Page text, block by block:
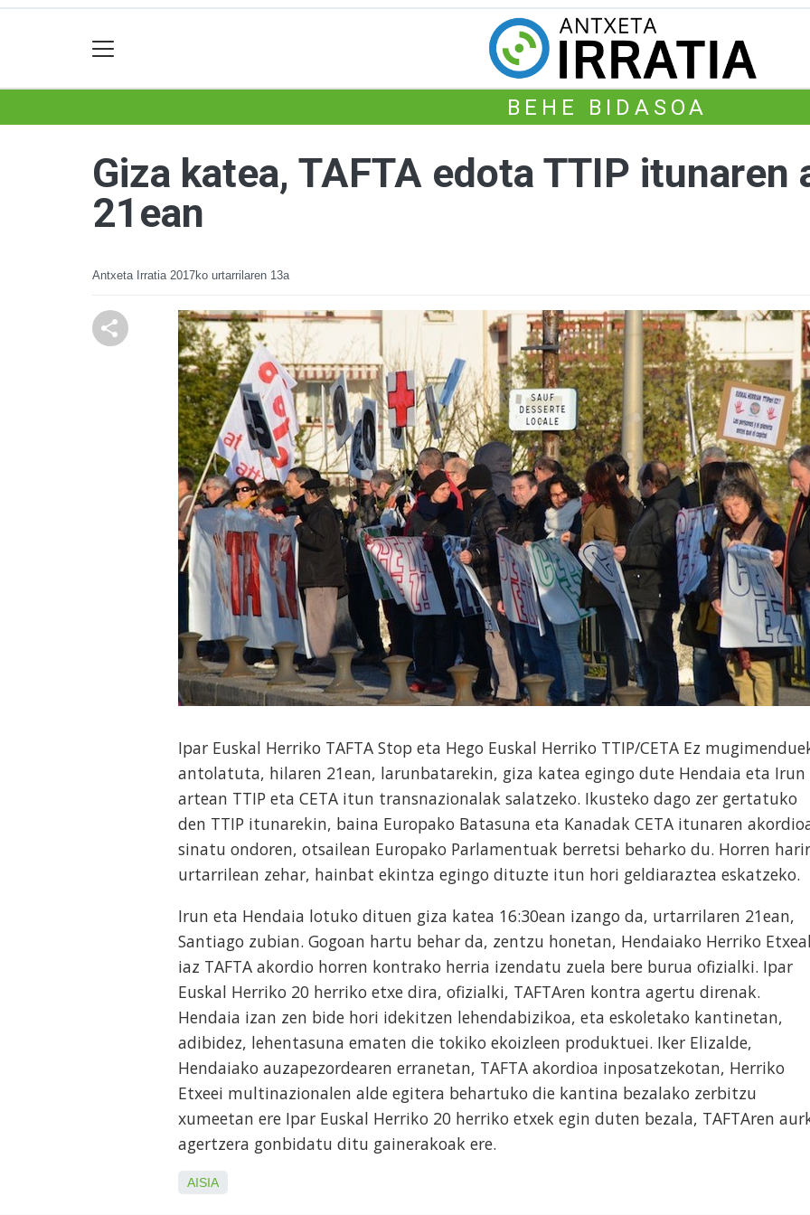
BEHE BIDASOA
Giza katea, TAFTA edota TTIP itunaren
21ean
Antxeta Irratia 2017ko urtarrilaren 13a
Ipar Euskal Herriko TAFTA Stop eta Hego Euskal Herriko TTIP/CETA Ez
antolatuta, hilaren 21ean, larunbatarekin, giza katea egingo dute Hendaia eta Irun
artean TTIP eta CETA itun transnazionalak salatzeko. Ikusteko dago zer gertatuko
den TTIP itunarekin, baina Europako Batasuna eta Kanadak CETA itunaren
sinatu ondoren, otsailean Europako Parlamentuak berretsi beharko du. Horren
urtarrilean zehar, hainbat ekintza egingo dituzte itun hori geldiaraztea eskatzeko.
Irun eta Hendaia lotuko dituen giza katea 16:30ean izango da, urtarrilaren 21ean,
Santiago zubian. Gogoan hartu behar da, zentzu honetan, Hendaiako Herriko
iaz TAFTA akordio horren kontrako herria izendatu zuela bere burua ofizialki. Ipar
Euskal Herriko 20 herriko etxe dira, ofizialki, TAFTAren kontra agertu direnak.
Hendaia izan zen bide hori idekitzen lehendabizikoa, eta eskoletako kantinetan,
adibidez, lehentasuna ematen die tokiko ekoizleen produktuei. Iker Elizalde,
Hendaiako auzapezordearen erranetan, TAFTA akordioa inposatzekotan, Herriko
Etxeei multinazionalen alde egitera behartuko die kantina bezalako zerbitzu
xumeetan ere Ipar Euskal Herriko 20 herriko etxek egin duten bezala, TAFTAren
agertzera gonbidatu ditu gainerakoak ere.
AISIA